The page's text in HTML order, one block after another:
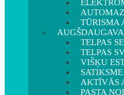
TŪRISMA
TELPAS
TELPAS
VIŠĶU
SATIKSME
AKTĪVĀS
PASTA